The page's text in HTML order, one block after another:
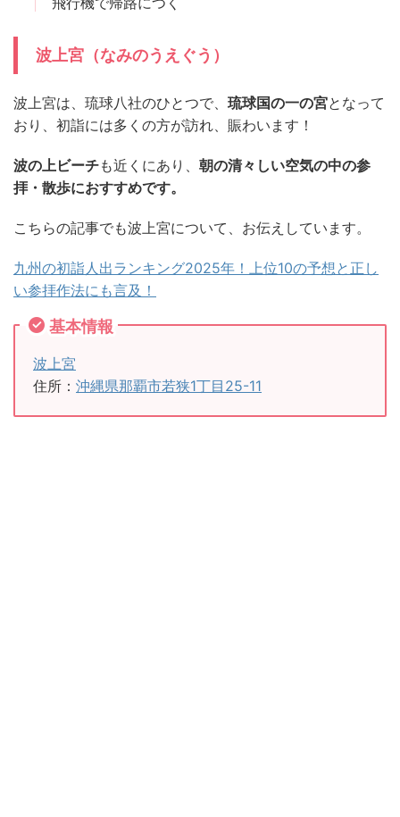
波上宮（なみのうえぐう）
波上宮は、琉球八社のひとつで、 琉球国の一の宮となって
おり、初詣には多くの方が訪れ、賑わいます！
波の上ビーチも近くにあり、 朝の清々しい空気の中の参
拝・散歩におすすめです。
こちらの記事でも波上宮について、お伝えしています。
九州の初詣人出ランキング2025年！上位10の予想と正し
い参拝作法にも言及！
基本情報
波上宮
住所： 沖縄県那覇市若狭1丁目25-11